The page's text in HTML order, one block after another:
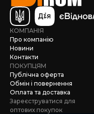
КОМПАНІЯ
Про компанію
Новини
Контакти
ПОКУПЦЯМ
Публічна оферта
Обмін і повернення
Оплата та доставка
Зареєструватися для
оптових покупок